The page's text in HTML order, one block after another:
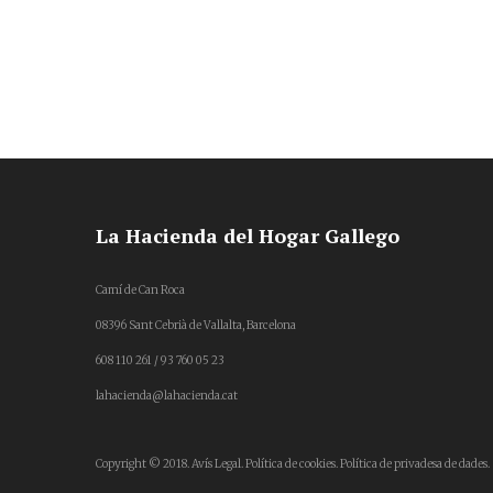
La Hacienda del Hogar Gallego
Camí de Can Roca
08396 Sant Cebrià de Vallalta, Barcelona
608 110 261 / 93 760 05 23
lahacienda@lahacienda.cat
Copyright © 2018.Avís Legal.Política de cookies.Política de privadesa de dades.